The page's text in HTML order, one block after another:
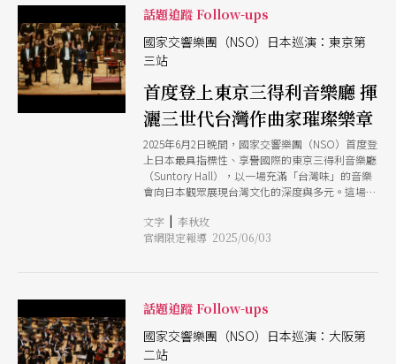
曲原訂由小提琴家黃俊文及中提琴家今井信子擔
任，但後者在日巡前因健康因素臨時取消上場，
NSO隨即在極短時間內隨即安排邀請德國中提琴家
維特．赫譚斯坦（Veit Hertenstein）接替登台。
家，1985年出生於德國奧格斯堡（Augsburg）。
他以精湛的技巧、深沉的音色和細膩的音樂詮釋著
稱，活躍於獨奏、室內樂和教學領域，現在所使用
的義大利名琴是製造師阿瑪蒂在1616年製造的中提
琴。2015年起接續今井信子擔任德國德特莫爾德音
樂學院（Musikhochschule Detmold）的中提琴教
授，並自2016年起5年間起擔任英國曼徹斯特皇家
北方音樂學院（Royal Northern College of
Music）的客座教授。兩年前加入國際上知名的德
國「舒曼四重奏」（Schumann Quartet）的美國
經紀公司，恰巧在2年前也簽進了黃俊文在美國多
話題追蹤 Follow-ups
國家交響樂團（NSO）日本巡演：東京第
三站
首度登上東京三得利音樂廳 揮
灑三世代台灣作曲家璀璨樂章
2025年6月2日晚間，國家交響樂團（NSO）首度登
上日本最具指標性、享譽國際的東京三得利音樂廳
（Suntory Hall），以一場充滿「台灣味」的音樂
會向日本觀眾展現台灣文化的深度與多元。這場曲
不但呈現出台灣在地記憶與國際語彙交織的聲響風
貌，更是一次以音樂為橋梁，深情傳遞台灣故事與
交響曲向李登輝總統致敬第三、四樂章首次於日本
公開演出。從貝多芬《D大調小提琴協奏曲》到當
代台灣原創作品，加上安可曲演出前輩作曲家蕭泰
然《來自福爾摩沙的天使》，3個世代作曲家的作
文字 | 李秋玫
官網限定報導 2025/06/03
話題追蹤 Follow-ups
國家交響樂團（NSO）日本巡演：大阪第
二站